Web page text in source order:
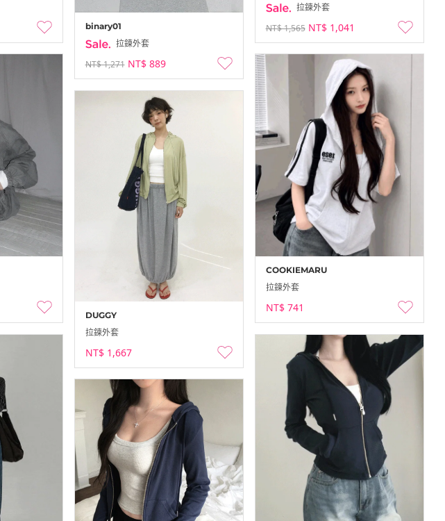
binary01
拉鍊外套
NT$ 1,271 NT$ 889
拉鍊外套
NT$ 1,565 NT$ 1,041
COOKIEMARU
拉鍊外套
NT$ 741
DUGGY
拉鍊外套
NT$ 1,667